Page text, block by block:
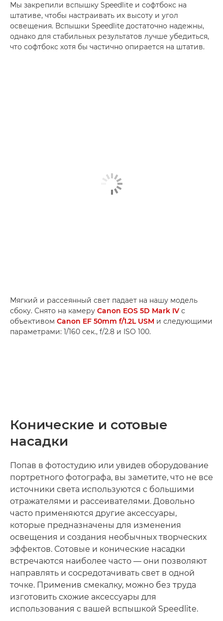
Мы закрепили вспышку Speedlite и софтбокс на
штативе, чтобы настраивать их высоту и угол
освещения. Вспышки Speedlite достаточно надежны,
однако для стабильных результатов лучше убедиться,
что софтбокс хотя бы частично опирается на штатив.
Мягкий и рассеянный свет падает на нашу модель
сбоку. Снято на камеру Canon EOS 5D Mark IV с
объективом Canon EF 50mm f/1.2L USM и следующими
параметрами: 1/160 сек., f/2.8 и ISO 100.
Конические и сотовые
насадки
Попав в фотостудию или увидев оборудование
портретного фотографа, вы заметите, что не все
источники света используются с большими
отражателями и рассеивателями. Довольно
часто применяются другие аксессуары,
которые предназначены для изменения
освещения и создания необычных творческих
эффектов. Сотовые и конические насадки
встречаются наиболее часто — они позволяют
направлять и сосредотачивать свет в одной
точке. Применив смекалку, можно без труда
изготовить схожие аксессуары для
использования с вашей вспышкой Speedlite.